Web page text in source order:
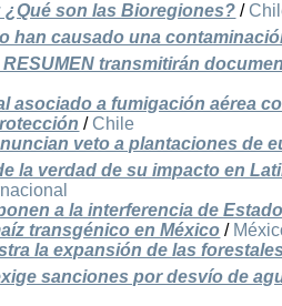
son las Bioregiones? /
han causado una
transmitirán
asociado a fumigación aérea
/ Chile
veto a plantaciones de
la verdad de su impacto en
a la interferencia de
transgénico en México /
la expansión de las
sanciones por desvío de